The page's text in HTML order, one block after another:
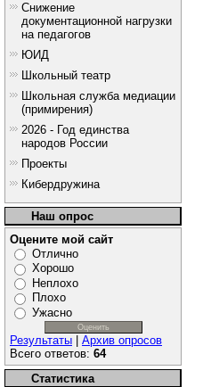
Снижение
документационной нагрузки
на педагогов
ЮИД
Школьный театр
Школьная служба медиации
(примирения)
2026 - Год единства
народов России
Проекты
Кибердружина
Наш опрос
Оцените мой сайт
Отлично
Хорошо
Неплохо
Плохо
Ужасно
Результаты
Архив опросов
Всего ответов: 64
Статистика